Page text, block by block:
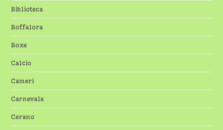
Biblioteca
Boffalora
Boxe
Calcio
Cameri
Carnevale
Cerano